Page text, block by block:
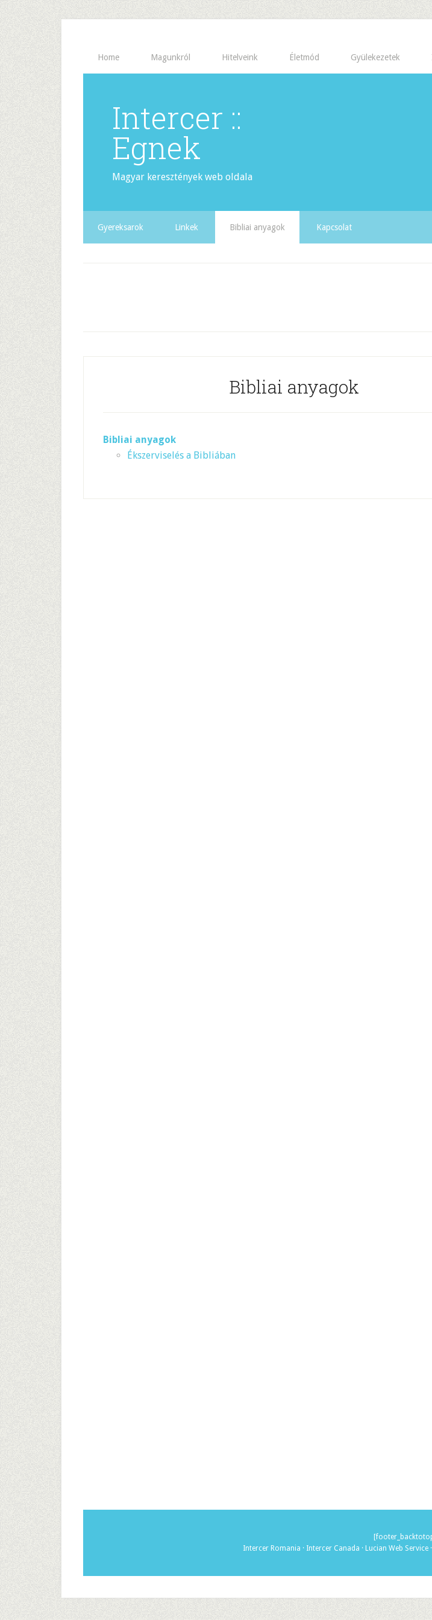
Home Magunkról Hitelveink Életmód Gyülekezetek
Intercer ::
Egnek
Magyar keresztények web oldala
Gyereksarok Linkek Bibliai anyagok Kapcsolat
Bibliai anyagok
Bibliai anyagok
Ékszerviselés a Bibliában
Intercer Romania · Intercer Canada · Lucian Web Service ·